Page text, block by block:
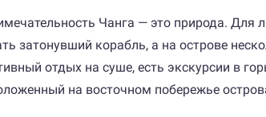
Чанга — это природа. Для
затонувший корабль, а на острове
отдых на суше, есть экскурсии в
на восточном побережье